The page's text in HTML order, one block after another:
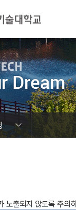
림내
터
터
광장
항
사
원회
대응안내
노출되지 않도록 주의